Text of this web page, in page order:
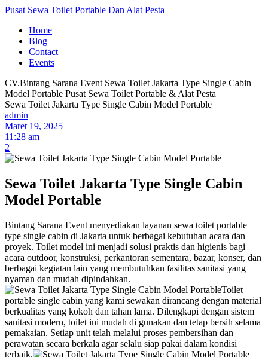
Pusat Sewa Toilet Portable Dan Alat Pesta
Home
Blog
Contact
Events
CV.Bintang Sarana Event Sewa Toilet Jakarta Type Single Cabin
Model Portable Pusat Sewa Toilet Portable & Alat Pesta
Sewa Toilet Jakarta Type Single Cabin Model Portable
admin
Maret 19, 2025
11:28 am
2
Sewa Toilet Jakarta Type Single Cabin
Model Portable
Bintang Sarana Event menyediakan layanan sewa toilet portable
type single cabin di Jakarta untuk berbagai kebutuhan acara dan
proyek. Toilet model ini menjadi solusi praktis dan higienis bagi
acara outdoor, konstruksi, perkantoran sementara, bazar, konser, dan
berbagai kegiatan lain yang membutuhkan fasilitas sanitasi yang
nyaman dan mudah dipindahkan.
Toilet
portable single cabin yang kami sewakan dirancang dengan material
berkualitas yang kokoh dan tahan lama. Dilengkapi dengan sistem
sanitasi modern, toilet ini mudah di gunakan dan tetap bersih selama
pemakaian. Setiap unit telah melalui proses pembersihan dan
perawatan secara berkala agar selalu siap pakai dalam kondisi
terbaik.